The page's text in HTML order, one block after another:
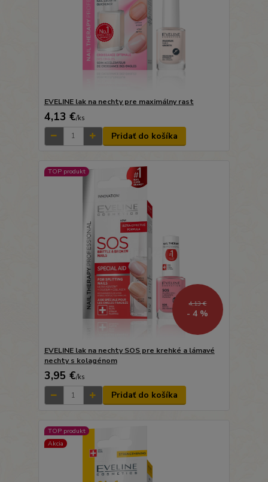
EVELINE lak na nechty pre maximálny rast
4,13 €/ks
Pridať do košíka
TOP produkt
4,13 €
- 4 %
EVELINE lak na nechty SOS pre krehké a lámavé
nechty s kolagénom
3,95 €/ks
Pridať do košíka
TOP produkt
Akcia